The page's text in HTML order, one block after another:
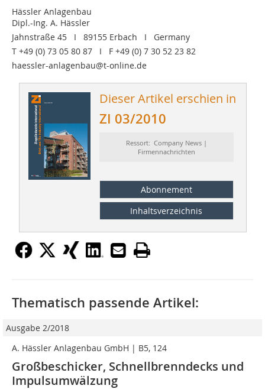
Hässler Anlagenbau
Dipl.-Ing. A. Hässler
Jahnstraße 45 I 89155 Erbach I Germany
T +49 (0) 73 05 80 87 I F +49 (0) 7 30 52 23 82
haessler-anlagenbau@t-online.de
Dieser Artikel erschien in
ZI 03/2010
Ressort: Company News |
Firmennachrichten
Abonnement
Inhaltsverzeichnis
Thematisch passende Artikel:
Ausgabe 2/2018
A. Hässler Anlagenbau GmbH | B5, 124
Großbeschicker, Schnellbrenndecks und
Impulsumwälzung